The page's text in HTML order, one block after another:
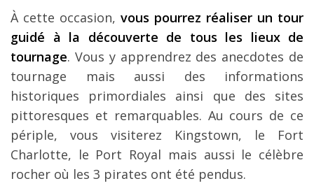
À cette occasion, vous pourrez réaliser un tour
guidé à la découverte de tous les lieux de
tournage. Vous y apprendrez des anecdotes de
tournage mais aussi des informations
historiques primordiales ainsi que des sites
pittoresques et remarquables. Au cours de ce
périple, vous visiterez Kingstown, le Fort
Charlotte, le Port Royal mais aussi le célèbre
rocher où les 3 pirates ont été pendus.